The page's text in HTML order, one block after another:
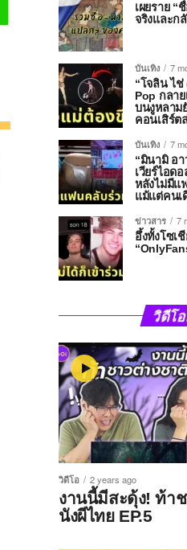
เผยราย
จริงและก
บันเทิง
7
“โจลิน ไ
Pop กลาย
บนงูหลาม
คอนเสิร์ต
บันเทิง
7
“มินามิ อา
เวียร์ไอด
หลังไม่มีแ
แม้แต่คนเ
ข่าวสาร
7
อึ้งทั้งโซเ
วิดีโ
วิดีโอ 2 years ago
งานนี้มีสะดุ้ง! ท้า
นังผีไทย EP.5